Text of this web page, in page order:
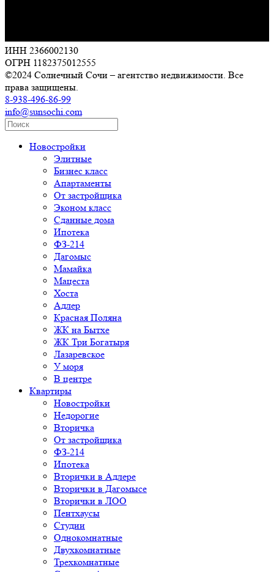
ИНН 2366002130
ОГРН 1182375012555
©2024 Солнечный Сочи – агентство недвижимости. Все
права защищены.
8-938-496-86-99
info@sunsochi.com
Новостройки
Элитные
Бизнес класс
Апартаменты
От застройщика
Эконом класс
Сданные дома
Ипотека
ФЗ-214
Дагомыс
Мамайка
Мацеста
Хоста
Адлер
Красная Поляна
ЖК на Бытхе
ЖК Три Богатыря
Лазаревское
У моря
В центре
Квартиры
Новостройки
Недорогие
Вторичка
От застройщика
ФЗ-214
Ипотека
Вторички в Адлере
Вторички в Дагомысе
Вторички в ЛОО
Пентхаусы
Студии
Однокомнатные
Двухкомнатные
Трехкомнатные